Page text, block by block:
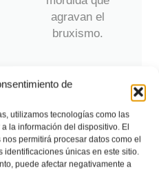
de
utilizamos tecnologías como las
la información del dispositivo. El
permitirá procesar datos como el
identificaciones únicas en este sitio.
puede afectar negativamente a
agravan el
bruxismo.